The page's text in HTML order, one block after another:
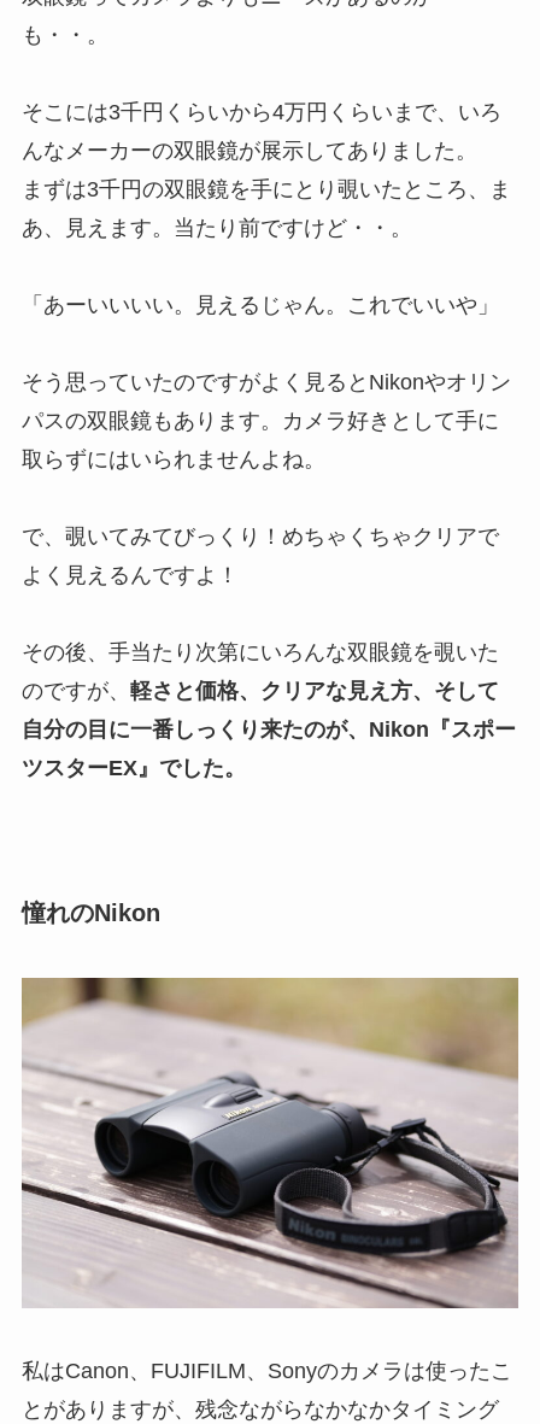
も・・。
そこには3千円くらいから4万円くらいまで、いろ
んなメーカーの双眼鏡が展示してありました。
まずは3千円の双眼鏡を手にとり覗いたところ、ま
あ、見えます。当たり前ですけど・・。
「あーいいいい。見えるじゃん。これでいいや」
そう思っていたのですがよく見るとNikonやオリン
パスの双眼鏡もあります。カメラ好きとして手に
取らずにはいられませんよね。
で、覗いてみてびっくり！めちゃくちゃクリアで
よく見えるんですよ！
その後、手当たり次第にいろんな双眼鏡を覗いた
のですが、 軽さと価格、クリアな見え方、そして
自分の目に一番しっくり来たのが、Nikon『スポー
ツスターEX』でした。
憧れのNikon
私はCanon、FUJIFILM、Sonyのカメラは使ったこ
とがありますが、残念ながらなかなかタイミング